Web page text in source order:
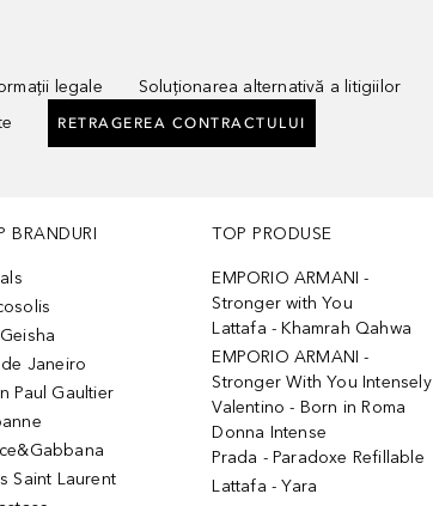
legale Soluționarea alternativă a litigiilor
RETRAGEREA CONTRACTULUI
BRANDURI
Janeiro
Paul Gaultier
Saint Laurent
TOP PRODUSE
EMPORIO ARMANI -
Stronger with You
Lattafa - Khamrah Qahwa
EMPORIO ARMANI -
Stronger With You Intensely
Valentino - Born in Roma
Donna Intense
Prada - Paradoxe Refillable
Lattafa - Yara